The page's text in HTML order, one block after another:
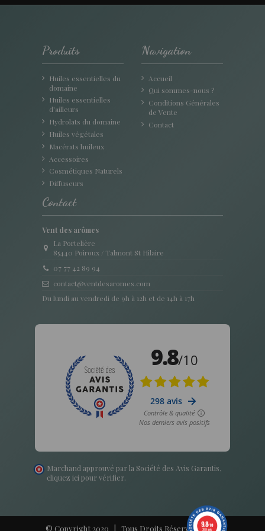
Produits
Huiles essentielles du
domaine
Huiles essentielles
d'ailleurs
Hydrolats du domaine
Huiles végétales
Macérats huileux
Accessoires
Cosmétiques Naturels
Diffuseurs
Navigation
Accueil
Qui sommes-nous ?
Conditions Générales
de Vente
Contact
Contact
Vent des arômes
La Portelière
85440 Poiroux / Talmont St Hilaire
07 77 42 89 94
contact@ventdesaromes.com
Du lundi au vendredi de 9h à 12h et de 14h à 17h
Marchand approuvé par la Société des Avis Garantis,
cliquez ici pour vérifier.
© Copyright 2020 | Tous Droits Réservés - Vent
9.8/10
298 avis